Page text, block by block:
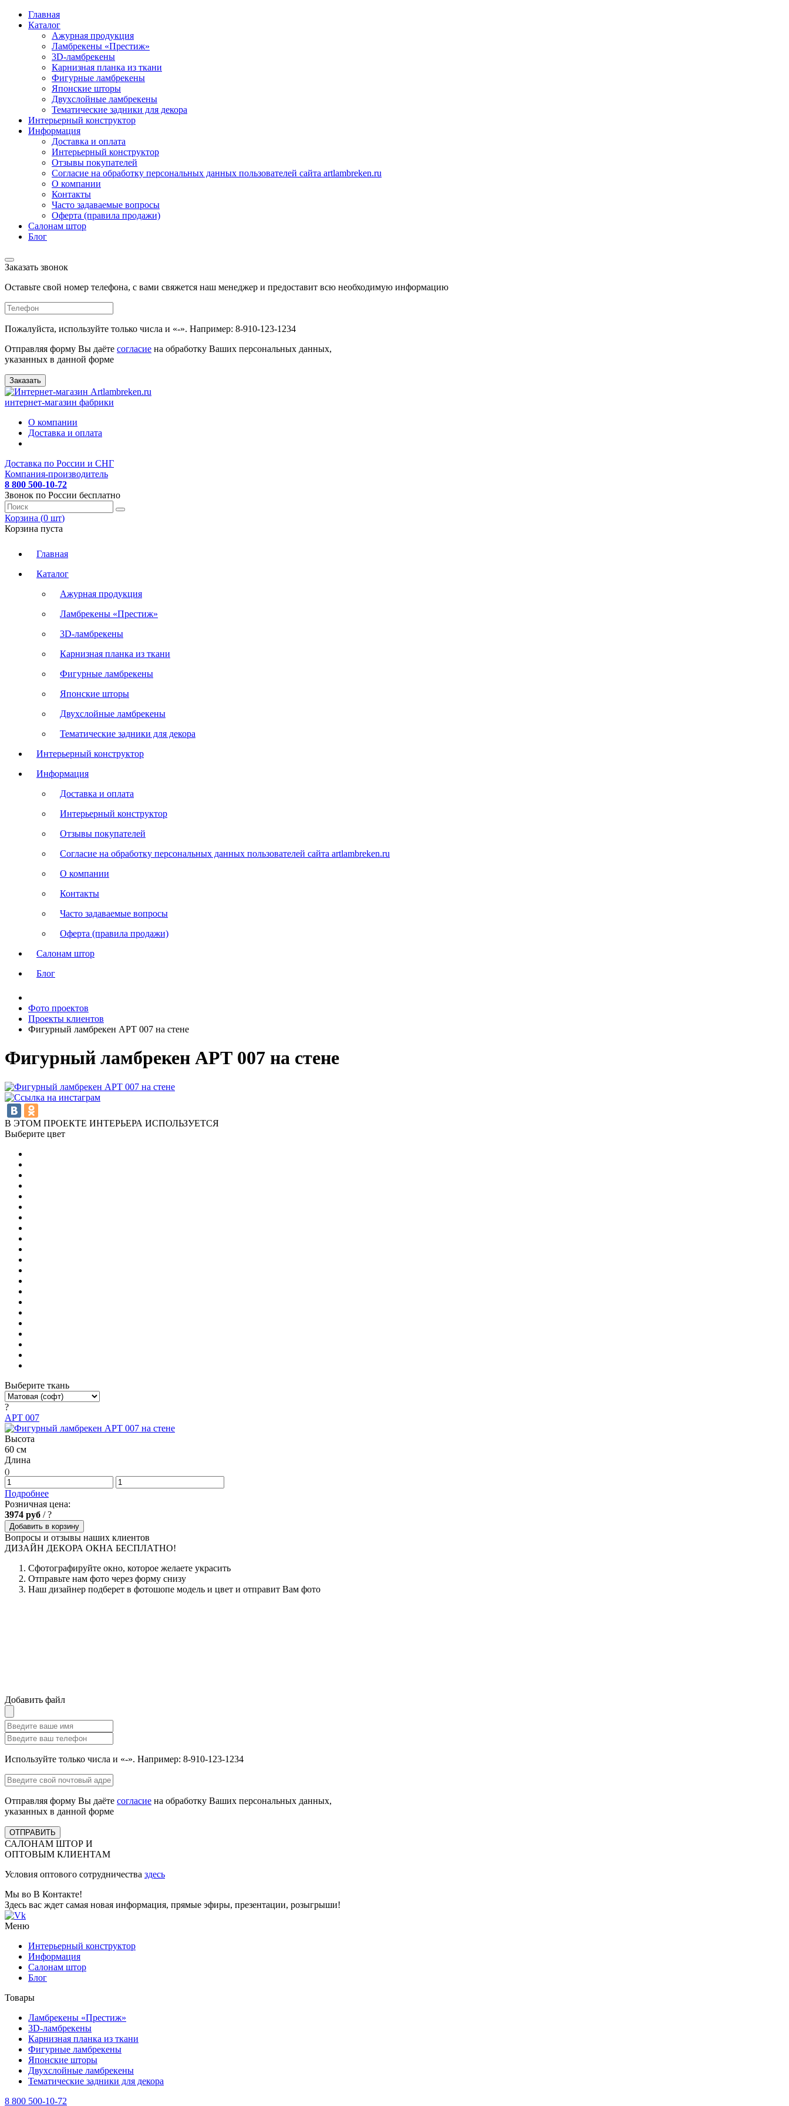
Главная
Каталог
Ажурная продукция
Ламбрекены «Престиж»
3D-ламбрекены
Карнизная планка из ткани
Фигурные ламбрекены
Японские шторы
Двухслойные ламбрекены
Тематические задники для декора
Интерьерный конструктор
Информация
Доставка и оплата
Интерьерный конструктор
Отзывы покупателей
Согласие на обработку персональных данных пользователей сайта artlambreken.ru
О компании
Контакты
Часто задаваемые вопросы
Оферта (правила продажи)
Салонам штор
Блог
Заказать звонок
Оставьте свой номер телефона, с вами свяжется наш менеджер и предоставит всю необходимую информацию
Пожалуйста, используйте только числа и «-». Например: 8-910-123-1234
Отправляя форму Вы даёте согласие на обработку Ваших персональных данных,
указанных в данной форме
Заказать
интернет-магазин фабрики
О компании
Доставка и оплата
Доставка по России и СНГ
Компания-производитель
8 800 500-10-72
Звонок по России бесплатно
Корзина (0 шт)
Корзина пуста
Главная
Каталог
Ажурная продукция
Ламбрекены «Престиж»
3D-ламбрекены
Карнизная планка из ткани
Фигурные ламбрекены
Японские шторы
Двухслойные ламбрекены
Тематические задники для декора
Интерьерный конструктор
Информация
Доставка и оплата
Интерьерный конструктор
Отзывы покупателей
Согласие на обработку персональных данных пользователей сайта artlambreken.ru
О компании
Контакты
Часто задаваемые вопросы
Оферта (правила продажи)
Салонам штор
Блог
Фото проектов
Проекты клиентов
Фигурный ламбрекен АРТ 007 на стене
Фигурный ламбрекен АРТ 007 на стене
В ЭТОМ ПРОЕКТЕ ИНТЕРЬЕРА ИСПОЛЬЗУЕТСЯ
Выберите цвет
Выберите ткань
?
АРТ 007
Высота
60 см
Длина
()
Подробнее
Розничная цена:
3974 руб /?
Добавить в корзину
Вопросы и отзывы наших клиентов
ДИЗАЙН ДЕКОРА ОКНА БЕСПЛАТНО!
Сфотографируйте окно, которое желаете украсить
Отправьте нам фото через форму снизу
Наш дизайнер подберет в фотошопе модель и цвет и отправит Вам фото
Добавить файл
Используйте только числа и «-». Например: 8-910-123-1234
Отправляя форму Вы даёте согласие на обработку Ваших персональных данных,
указанных в данной форме
ОТПРАВИТЬ
САЛОНАМ ШТОР И
ОПТОВЫМ КЛИЕНТАМ
Условия оптового сотрудничества здесь
Мы во В Контакте!
Здесь вас ждет самая новая информация, прямые эфиры, презентации, розыгрыши!
Меню
Интерьерный конструктор
Информация
Салонам штор
Блог
Товары
Ламбрекены «Престиж»
3D-ламбрекены
Карнизная планка из ткани
Фигурные ламбрекены
Японские шторы
Двухслойные ламбрекены
Тематические задники для декора
8 800 500-10-72